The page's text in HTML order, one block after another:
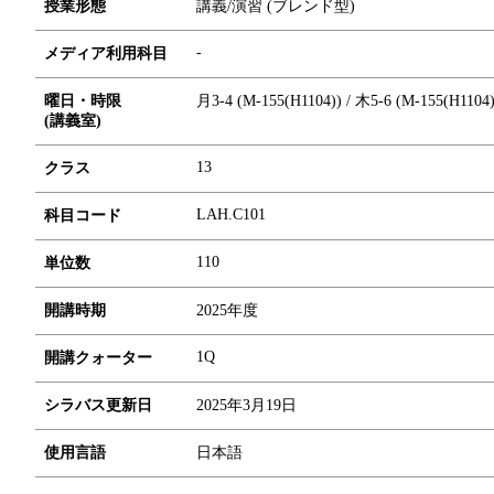
授業形態 講義/演習 (ブレンド型)
メディア利用科目 -
曜日・時限
(講義室)
月3-4 (M-155(H1104)) / 木5-6 (M-
クラス 13
科目コード LAH.C101
単位数 110
開講時期 2025年度
開講クォーター 1Q
シラバス更新日 2025年3月19日
使用言語 日本語